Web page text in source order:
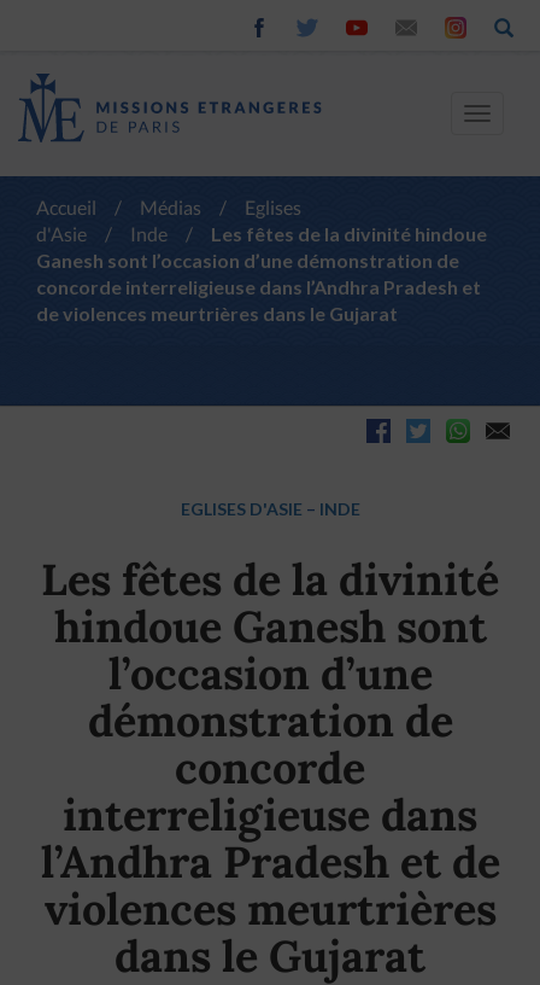
Toggle
Accueil / Médias /
Eglises
d'Asie
/ Inde /
Les fêtes de la divinité hindoue
Ganesh sont l’occasion d’une démonstration de
concorde interreligieuse dans l’Andhra Pradesh et
de violences meurtrières dans le Gujarat
EGLISES D'ASIE – INDE
Les fêtes de la divinité
hindoue Ganesh sont
l’occasion d’une
démonstration de
concorde
interreligieuse dans
l’Andhra Pradesh et de
violences meurtrières
dans le Gujarat